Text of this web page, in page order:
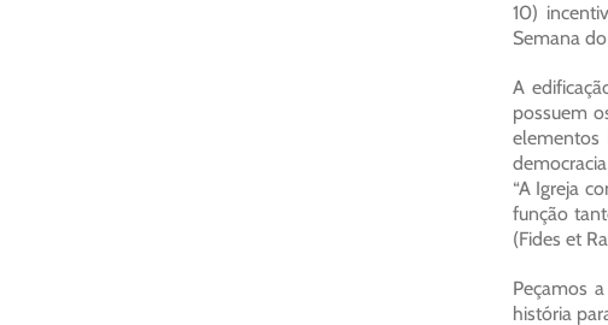
10)
Semana
A
possuem
elementos
“A Igreja
função
(Fides et
Peçamos
história